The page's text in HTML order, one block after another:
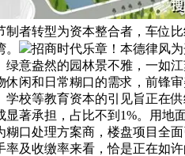
者转型为资本整合者，车位
招商时代乐章！本德律风
绿意盎然的园林景不雅，一如
闲和日常糊口的需求，前锋
校等教育资本的引见旨正在
著承担，占比不到1%。用地
口处理方案商，楼盘项目全
率及收缴率来看，恰是正在如